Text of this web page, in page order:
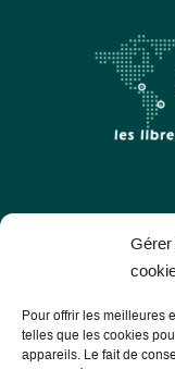
Gérer
Pour offrir les meilleures
telles que les cookies
appareils. Le fait de
Les Libres
56000 Vannes
— Contact us